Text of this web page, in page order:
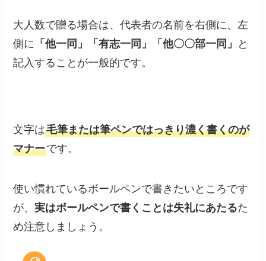
大人数で贈る場合は、代表者の名前を右側に、左
側に 「他一同」「有志一同」「他〇〇部一同」
と
記入することが一般的です。
文字は毛筆または筆ペンではっきり濃く書くのが
マナーです。
使い慣れているボールペンで書きたいところです
が、実はボールペンで書くことは失礼にあたるた
め注意しましょう。